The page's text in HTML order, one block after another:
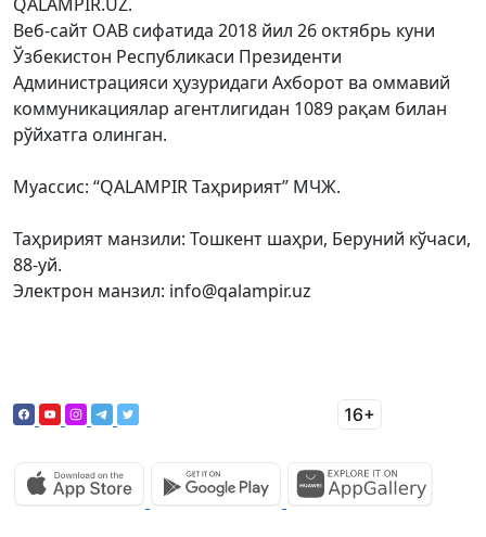
Веб-сайт ОАВ сифатида 2018 йил 26 октябрь куни
Ўзбекистон Республикаси Президенти
Администрацияси ҳузуридаги Ахборот ва оммавий
коммуникациялар агентлигидан 1089 рақам билан
рўйхатга олинган.
Муассис: “QALAMPIR Таҳририят” МЧЖ.
Таҳририят манзили: Тошкент шаҳри, Беруний кўчаси,
88-уй.
Электрон манзил: info@qalampir.uz